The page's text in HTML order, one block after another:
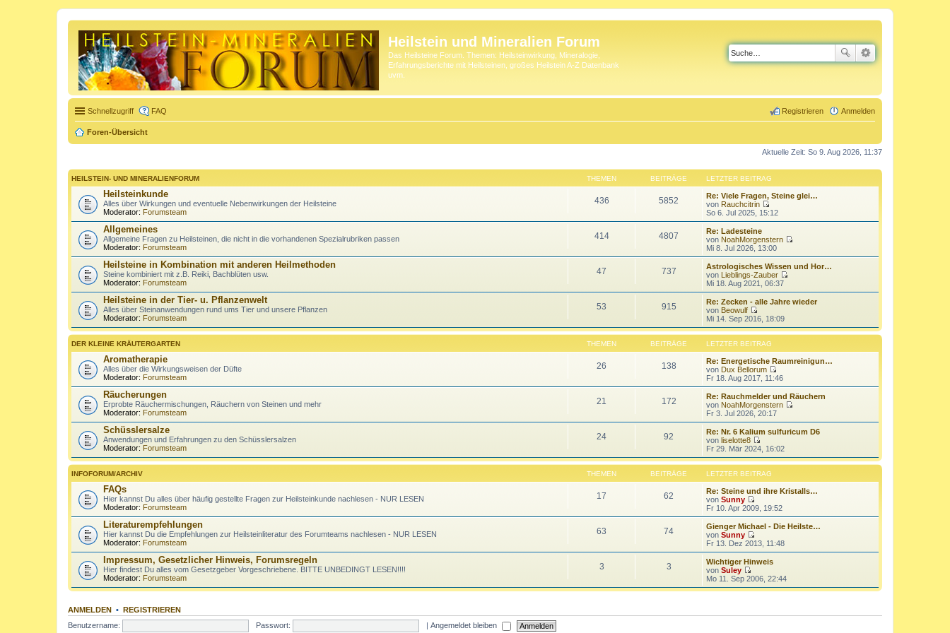
Heilstein und Mineralien Forum
Das Heilsteine Forum. Themen: Heilsteinwirkung, Mineralogie,
Erfahrungsberichte mit Heilsteinen, großes Heilstein A-Z Datenbank
uvm.
Schnellzugriff FAQ Anmelden
Registrieren
Foren-Übersicht
Aktuelle Zeit: So 9. Aug 2026, 11:37
HEILSTEIN- UND MINERALIENFORUM THEMEN BEITRÄGE LETZTER BEITRAG
Heilsteinkunde
Alles über Wirkungen und eventuelle Nebenwirkungen der Heilsteine
Moderator: Forumsteam
436 5852
Re: Viele Fragen, Steine glei…
von Rauchcitrin
N
e
e
s
t
e
r
B
e
i
t
a
g
So 6. Jul 2025, 15:12
Allgemeines
Allgemeine Fragen zu Heilsteinen, die nicht in die vorhandenen Spezialrubriken passen
Moderator: Forumsteam
414 4807
Re: Ladesteine
von NoahMorgenstern
e
u
e
r
i
g
Mi 8. Jul 2026, 13:00
Heilsteine in Kombination mit anderen Heilmethoden
Steine kombiniert mit z.B. Reiki, Bachblüten usw.
Moderator: Forumsteam
47 737
Astrologisches Wissen und Hor…
von Lieblings-Zauber
e
u
e
e
e
i
a
g
Mi 18. Aug 2021, 06:37
Heilsteine in der Tier- u. Pflanzenwelt
Alles über Steinanwendungen rund ums Tier und unsere Pflanzen
Moderator: Forumsteam
53 915
Re: Zecken - alle Jahre wieder
von Beowulf
N
e
u
e
s
t
e
r
B
e
i
t
r
g
Mi 14. Sep 2016, 18:09
DER KLEINE KRÄUTERGARTEN THEMEN BEITRÄGE LETZTER BEITRAG
Aromatherapie
Alles über die Wirkungsweisen der Düfte
Moderator: Forumsteam
26 138
Re: Energetische Raumreinigun…
von Dux Bellorum
N
e
u
e
s
e
r
B
e
i
a
g
Fr 18. Aug 2017, 11:46
Räucherungen
Erprobte Räuchermischungen, Räuchern von Steinen und mehr
Moderator: Forumsteam
21 172
Re: Rauchmelder und Räuchern
von NoahMorgenstern
e
u
e
e
e
i
g
Fr 3. Jul 2026, 20:17
Schüsslersalze
Anwendungen und Erfahrungen zu den Schüsslersalzen
Moderator: Forumsteam
24 92
Re: Nr. 6 Kalium sulfuricum D6
von liselotte8
e
u
e
s
B
e
i
t
r
g
Fr 29. Mär 2024, 16:02
INFOFORUM/ARCHIV THEMEN BEITRÄGE LETZTER BEITRAG
FAQs
Hier kannst Du alles über häufig gestellte Fragen zur Heilsteinkunde nachlesen - NUR LESEN
Moderator: Forumsteam
17 62
Re: Steine und ihre Kristalls…
von Sunny
N
e
u
e
s
t
r
B
e
i
a
Fr 10. Apr 2009, 19:52
Literaturempfehlungen
Hier kannst Du die Empfehlungen zur Heilsteinliteratur des Forumteams nachlesen - NUR LESEN
Moderator: Forumsteam
63 74
Gienger Michael - Die Heilste…
von Sunny
N
e
u
e
s
t
e
e
Fr 13. Dez 2013, 11:48
Impressum, Gesetzlicher Hinweis, Forumsregeln
Hier findest Du alles vom Gesetzgeber Vorgeschriebene. BITTE UNBEDINGT LESEN!!!!
Moderator: Forumsteam
3 3
Wichtiger Hinweis
von Suley
N
e
u
Mo 11. Sep 2006, 22:44
ANMELDEN • REGISTRIEREN
Benutzername:
Passwort: | Angemeldet bleiben